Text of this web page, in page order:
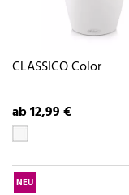
CLASSICO Color
ab 12,99 €
NEU